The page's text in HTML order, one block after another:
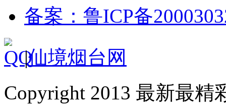
备案：鲁ICP备
|仙境烟台网
Copyright 2013 最新最